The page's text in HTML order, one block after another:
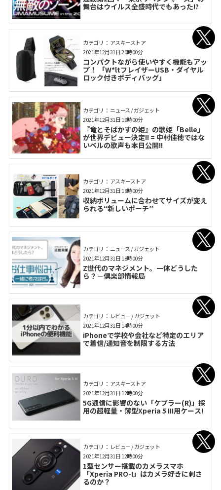
舞台はウイルス全盛時代でもあった!?
カテゴリ： アスキーストア
コンパクトながら使いやすく機能もアッ
プ！ 「W*ltフレイザーUSB・ダイヤル
ロック付きボディバッグ」
2021年12月31日 20時00分
カテゴリ： ニュース / ガジェット
『竜とそばかすの姫』の歌姫「Belle」
が世界デビュー決定!! = 中村佳穂ではな
いベルの歌声も本日公開!!
2021年12月31日 19時00分
カテゴリ： アスキーストア
収納ボリュームに合わせてサイズが変え
られる“新しいポーチ”
2021年12月31日 18時00分
カテゴリ： ニュース / ガジェット
Z世代のマネジメント。一体どうした
ら？－倶楽部情報局
2021年12月31日 18時00分
カテゴリ： レビュー / ガジェット
iPhoneで学校や会社など特定のエリア
で着信/通知音を制限する方法
2021年12月31日 14時00分
カテゴリ： アスキーストア
5G通信に影響のない「ケブラー(R)」採
用の超軽量・薄型Xperia 5 III用ケース!
2021年12月31日 12時00分
カテゴリ： レビュー / ガジェット
1型センサー搭載のカメラスマホ
「Xperia PRO-I」はカメラ好きに刺さ
るのか？
2021年12月31日 12時00分